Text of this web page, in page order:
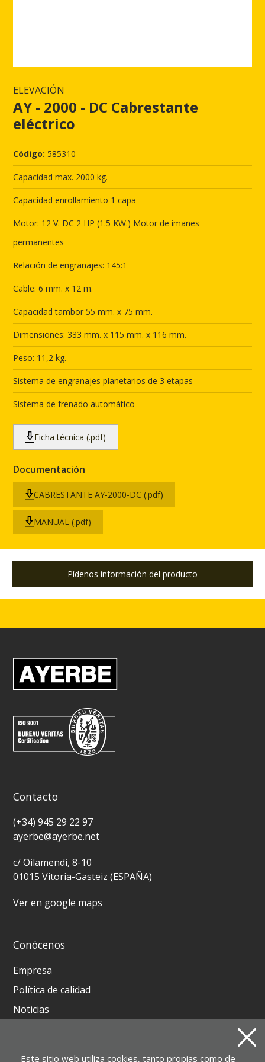
ELEVACIÓN
AY - 2000 - DC Cabrestante
eléctrico
Código: 585310
Capacidad max. 2000 kg.
Capacidad enrollamiento 1 capa
Motor: 12 V. DC 2 HP (1.5 KW.) Motor de imanes
permanentes
Relación de engranajes: 145:1
Cable: 6 mm. x 12 m.
Capacidad tambor 55 mm. x 75 mm.
Dimensiones: 333 mm. x 115 mm. x 116 mm.
Peso: 11,2 kg.
Sistema de engranajes planetarios de 3 etapas
Sistema de frenado automático
Ficha técnica (.pdf)
Documentación
CABRESTANTE AY-2000-DC (.pdf)
MANUAL (.pdf)
Pídenos información del producto
Contacto
(+34) 945 29 22 97
ayerbe@ayerbe.net
c/ Oilamendi, 8-10
01015 Vitoria-Gasteiz (ESPAÑA)
Ver en google maps
Conócenos
Empresa
Política de calidad
Noticias
Este sitio web utiliza cookies, tanto propias como de